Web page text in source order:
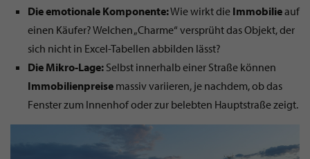
Die emotionale Komponente:Wie wirkt die Immobilieauf
einen Käufer? Welchen „Charme“ versprüht das Objekt, der
sich nicht in Excel-Tabellen abbilden lässt?
Die Mikro-Lage: Selbst innerhalb einer Straße können
Immobilienpreise massiv variieren, je nachdem, ob das
Fenster zum Innenhof oder zur belebten Hauptstraße zeigt.